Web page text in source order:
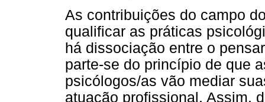
As contribuições do campo
qualificar as práticas
há dissociação entre o
parte-se do princípio de que
psicólogos/as vão mediar
atuação profissional. Assim,